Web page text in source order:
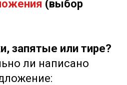
(выбор
запятые или тире?
ли написано